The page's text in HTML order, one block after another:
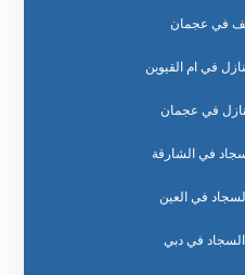
في عجمان
في ام القيوين
في عجمان
في الشارقة
في العين
في دبي